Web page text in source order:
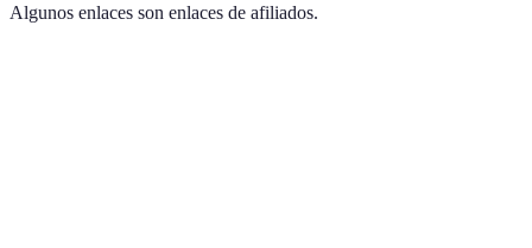
Algunos enlaces son enlaces de afiliados.